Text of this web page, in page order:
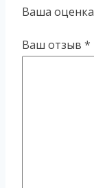
Ваша оценка
Ваш отзыв *